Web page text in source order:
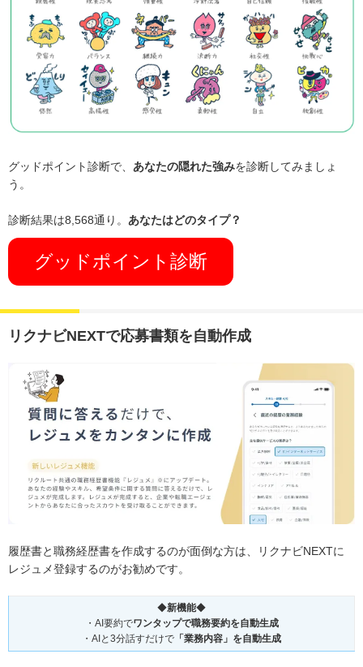
グッドポイント診断で、 あなたの隠れた強みを診断してみましょ
う。
診断結果は8,568通り。 あなたはどのタイプ？
グッドポイント診断
リクナビNEXTで応募書類を自動作成
履歴書と職務経歴書を作成するのが面倒な方は、リクナビNEXTに
レジュメ登録するのがお勧めです。
◆新機能◆
・AI要約でワンタップで職務要約を自動生成
・AIと3分話すだけで 「業務内容」を自動生成